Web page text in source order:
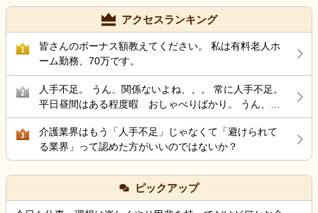
も活かせたらいいなと思い、始めました。でも私は要領が悪く、ス
ピードも遅いと上司に指摘されており、毎日何かしら失敗をしてい
ます。保育士の頃はそんなことを言われたことがなく、むしろ仕事
が早い、機転が効くと言ってもらえることが多かったです。そのた
め、自分はこんなにも仕事ができなかったのかと、落ち込んでいま
す。 新人教育期間も、3ヶ月で終わる人がいる中で、私は5ヶ月経っ
てもまだやっていますし、あと半年くらい伸びることも考えられま
す。 食事介助、オムツ交換、離床など、スピード感を持って丁寧に
やれと言われますが、スピードをなかなか出せません。早くやる工
夫はしています。でも喉に食べ物が詰まったら怖いですし、移乗で
は、飲み込みがゆっくりな方がいて早く進めるなんてできないの
に、私の介助が遅いと言われます。オムツ交換は夜間帯に一人で約
20人、約1時間半で行わなければならないです。ワーカーを叩いたり
アクセスランキング
1
皆さんのボーナス額教えてください。 私は有料老人ホ
ーム勤務、70万です。
2
人手不足。 うん、関係ないよね、、。 常に人手不足。
平日昼間はある程度暇 おしゃべりばかり。 うん、辞
めよう。
3
介護業界はもう「人手不足」じゃなくて「避けられて
る業界」って認めた方がいいのではないか？
ピックアップ